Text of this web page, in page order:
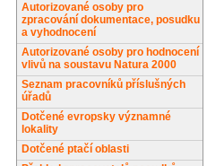
Autorizované osoby pro
zpracování dokumentace, posudku
a vyhodnocení
Autorizované osoby pro hodnocení
vlivů na soustavu Natura 2000
Seznam pracovníků příslušných
úřadů
Dotčené evropsky významné
lokality
Dotčené ptačí oblasti